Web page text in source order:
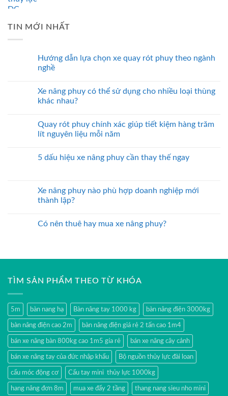
TIN MỚI NHẤT
Hướng dẫn lựa chọn xe quay rót phuy theo ngành
nghề
Xe nâng phuy có thể sử dụng cho nhiều loại thùng
khác nhau?
Quay rót phuy chính xác giúp tiết kiệm hàng trăm
lít nguyên liệu mỗi năm
5 dấu hiệu xe nâng phuy cần thay thế ngay
Xe nâng phuy nào phù hợp doanh nghiệp mới
thành lập?
Có nên thuê hay mua xe nâng phuy?
TÌM SẢN PHẨM THEO TỪ KHÓA
5m bàn nang hạ Bàn nâng tay 1000 kg bàn nâng điện 3000kg
bàn nâng điện cao 2m bàn nâng điện giá rẻ 2 tấn cao 1m4
bán xe nâng bàn 800kg cao 1m5 gía rẻ bán xe nâng cây cảnh
bán xe nâng tay của đức nhập khẩu Bộ nguồn thủy lực đài loan
cẩu móc động cơ Cẩu tay mini thủy lực 1000kg
hang nâng đơn 8m mua xe đẩy 2 tầng thang nang sieu nho mini